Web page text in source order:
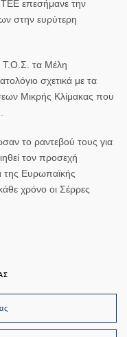
επεσήμανε την
στην ευρύτερη
Τ.Ο.Σ. τα Μέλη
σχετικά με τα
Μικρής Κλίμακας που
το ραντεβού τους για
τον προσεχή
της Ευρωπαϊκής
χρόνο οι Σέρρες